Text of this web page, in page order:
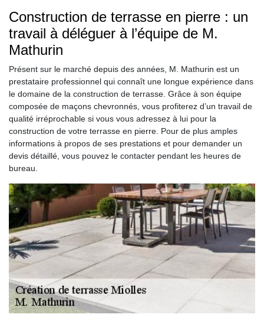
Construction de terrasse en pierre : un
travail à déléguer à l’équipe de M.
Mathurin
Présent sur le marché depuis des années, M. Mathurin est un
prestataire professionnel qui connaît une longue expérience dans
le domaine de la construction de terrasse. Grâce à son équipe
composée de maçons chevronnés, vous profiterez d’un travail de
qualité irréprochable si vous vous adressez à lui pour la
construction de votre terrasse en pierre. Pour de plus amples
informations à propos de ses prestations et pour demander un
devis détaillé, vous pouvez le contacter pendant les heures de
bureau.